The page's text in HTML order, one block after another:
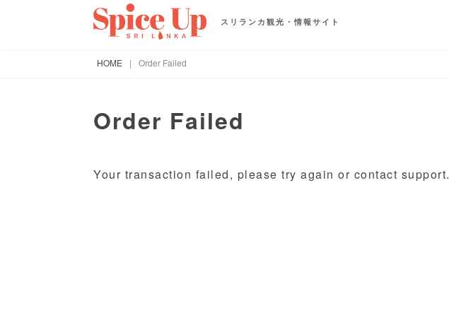
スリランカ観光・情報サイト
HOME | Order Failed
Order Failed
Your transaction failed, please try again or contact support.